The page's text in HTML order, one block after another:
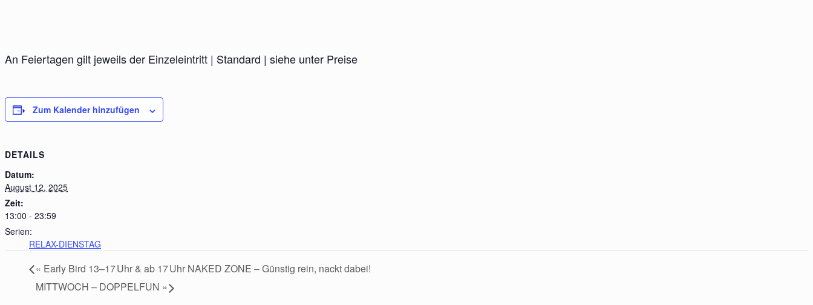
An Feiertagen gilt jeweils der Einzeleintritt | Standard | siehe unter Preise
Zum Kalender hinzufügen
DETAILS
Datum:
August 12, 2025
Zeit:
13:00 - 23:59
Serien:
RELAX-DIENSTAG
« Early Bird 13–17 Uhr & ab 17 Uhr NAKED ZONE – Günstig rein, nackt dabei!
MITTWOCH – DOPPELFUN »